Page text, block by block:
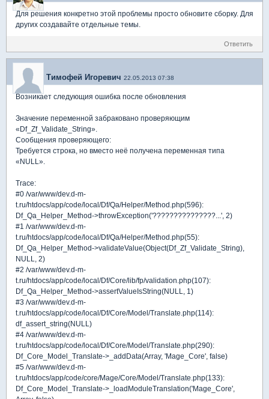
Для решения конкретно этой проблемы просто обновите сборку. Для
других создавайте отдельные темы.
Ответить
Тимофей Игоревич 22.05.2013 07:38
Возникает следующия ошибка после обновления
Значение переменной забраковано проверяющим
«Df_Zf_Validate_String».
Сообщения проверяющего:
Требуется строка, но вместо неё получена переменная типа
«NULL».
Trace:
#0 /var/www/dev.d-m-
t.ru/htdocs/app/code/local/Df/Qa/Helper/Method.php(596):
Df_Qa_Helper_Method->throwException('???????????????...', 2)
#1 /var/www/dev.d-m-
t.ru/htdocs/app/code/local/Df/Qa/Helper/Method.php(55):
Df_Qa_Helper_Method->validateValue(Object(Df_Zf_Validate_String),
NULL, 2)
#2 /var/www/dev.d-m-
t.ru/htdocs/app/code/local/Df/Core/lib/fp/validation.php(107):
Df_Qa_Helper_Method->assertValueIsString(NULL, 1)
#3 /var/www/dev.d-m-
t.ru/htdocs/app/code/local/Df/Core/Model/Translate.php(114):
df_assert_string(NULL)
#4 /var/www/dev.d-m-
t.ru/htdocs/app/code/local/Df/Core/Model/Translate.php(290):
Df_Core_Model_Translate->_addData(Array, 'Mage_Core', false)
#5 /var/www/dev.d-m-
t.ru/htdocs/app/code/core/Mage/Core/Model/Translate.php(133):
Df_Core_Model_Translate->_loadModuleTranslation('Mage_Core',